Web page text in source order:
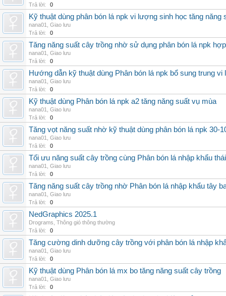
Trả lời:
0
Kỹ thuật dùng phân bón lá npk vi lượng sinh học tăng năng
nana01
Giao lưu
Trả lời:
0
Tăng năng suất cây trồng nhờ sử dụng phân bón lá npk
nana01
Giao lưu
Trả lời:
0
Hướng dẫn kỹ thuật dùng Phân bón lá npk bổ sung trung vi
nana01
Giao lưu
Trả lời:
0
Kỹ thuật dùng Phân bón lá npk a2 tăng năng suất vụ mùa
nana01
Giao lưu
Trả lời:
0
Tăng vọt năng suất nhờ kỹ thuật dùng phân bón lá npk 30-
nana01
Giao lưu
Trả lời:
0
Tối ưu năng suất cây trồng cùng Phân bón lá nhập khẩu
nana01
Giao lưu
Trả lời:
0
Tăng năng suất cây trồng nhờ Phân bón lá nhập khẩu tây
nana01
Giao lưu
Trả lời:
0
NedGraphics 2025.1
Drograms Thông gió thông thường
Trả lời:
0
Tăng cường dinh dưỡng cây trồng với phân bón lá nhập
nana01
Giao lưu
Trả lời:
0
Kỹ thuật dùng Phân bón lá mx bo tăng năng suất cây trồng
nana01
Giao lưu
Trả lời:
0